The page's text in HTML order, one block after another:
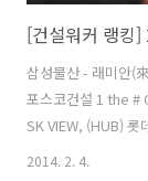
삼성물산 - 래미안(
포스코건설 1 the #
SK VIEW, (HUB) 롯
2014. 2. 4.